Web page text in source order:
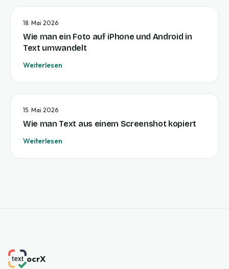
18. Mai 2026
Wie man ein Foto auf iPhone und Android in
Text umwandelt
Weiterlesen
15. Mai 2026
Wie man Text aus einem Screenshot kopiert
Weiterlesen
ocrX